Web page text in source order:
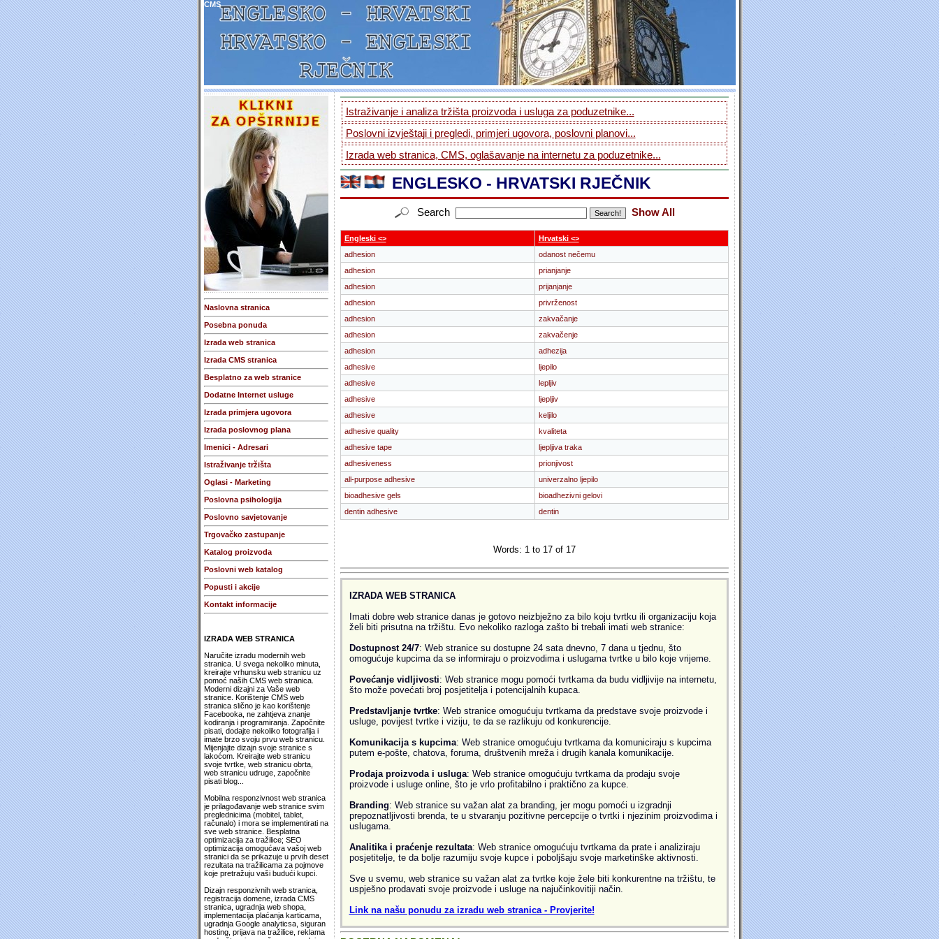
CMS
Naslovna stranica
Posebna ponuda
Izrada web stranica
Izrada CMS stranica
Besplatno za web stranice
Dodatne Internet usluge
Izrada primjera ugovora
Izrada poslovnog plana
Imenici - Adresari
Istraživanje tržišta
Oglasi - Marketing
Poslovna psihologija
Poslovno savjetovanje
Trgovačko zastupanje
Katalog proizvoda
Poslovni web katalog
Popusti i akcije
Kontakt informacije
IZRADA WEB STRANICA
Naručite izradu modernih web
stranica. U svega nekoliko minuta,
kreirajte vrhunsku web stranicu uz
pomoć naših CMS web stranica.
Moderni dizajni za Vaše web
stranice. Korištenje CMS web
stranica slično je kao korištenje
Facebooka, ne zahtjeva znanje
kodiranja i programiranja. Započnite
pisati, dodajte nekoliko fotografija i
imate brzo svoju prvu web stranicu.
Mijenjajte dizajn svoje stranice s
lakoćom. Kreirajte web stranicu
svoje tvrtke, web stranicu obrta,
web stranicu udruge, započnite
pisati blog...
Mobilna responzivnost web stranica
je prilagođavanje web stranice svim
preglednicima (mobitel, tablet,
računalo) i mora se implementirati na
sve web stranice. Besplatna
optimizacija za tražilice; SEO
optimizacija omogućava vašoj web
stranici da se prikazuje u prvih deset
rezultata na tražilicama za pojmove
koje pretražuju vaši budući kupci.
Dizajn responzivnih web stranica,
registracija domene, izrada CMS
stranica, ugradnja web shopa,
implementacija plaćanja karticama,
ugradnja Google analyticsa, siguran
hosting, prijava na tražilice, reklama
Istraživanje i analiza tržišta proizvoda i usluga za poduzetnike...
Poslovni izvještaji i pregledi, primjeri ugovora, poslovni planovi...
Izrada web stranica, CMS, oglašavanje na internetu za poduzetnike...
ENGLESKO - HRVATSKI RJEČNIK
Search Show All
Engleski <>
Hrvatski <>
adhesion
odanost nečemu
adhesion
prianjanje
adhesion
prijanjanje
adhesion
privrženost
adhesion
zakvačanje
adhesion
zakvačenje
adhesion
adhezija
adhesive
ljepilo
adhesive
lepljiv
adhesive
ljepljiv
adhesive
keljilo
adhesive quality
kvaliteta
adhesive tape
ljepljiva traka
adhesiveness
prionjivost
all-purpose adhesive
univerzalno ljepilo
bioadhesive gels
bioadhezivni gelovi
dentin adhesive
dentin
Words: 1 to 17 of 17
IZRADA WEB STRANICA
Imati dobre web stranice danas je gotovo neizbježno za bilo koju tvrtku ili organizaciju koja
želi biti prisutna na tržištu. Evo nekoliko razloga zašto bi trebali imati web stranice:
Dostupnost 24/7: Web stranice su dostupne 24 sata dnevno, 7 dana u tjednu, što
omogućuje kupcima da se informiraju o proizvodima i uslugama tvrtke u bilo koje vrijeme.
Povećanje vidljivosti: Web stranice mogu pomoći tvrtkama da budu vidljivije na internetu,
što može povećati broj posjetitelja i potencijalnih kupaca.
Predstavljanje tvrtke: Web stranice omogućuju tvrtkama da predstave svoje proizvode i
usluge, povijest tvrtke i viziju, te da se razlikuju od konkurencije.
Komunikacija s kupcima: Web stranice omogućuju tvrtkama da komuniciraju s kupcima
putem e-pošte, chatova, foruma, društvenih mreža i drugih kanala komunikacije.
Prodaja proizvoda i usluga: Web stranice omogućuju tvrtkama da prodaju svoje
proizvode i usluge online, što je vrlo profitabilno i praktično za kupce.
Branding: Web stranice su važan alat za branding, jer mogu pomoći u izgradnji
prepoznatljivosti brenda, te u stvaranju pozitivne percepcije o tvrtki i njezinim proizvodima i
uslugama.
Analitika i praćenje rezultata: Web stranice omogućuju tvrtkama da prate i analiziraju
posjetitelje, te da bolje razumiju svoje kupce i poboljšaju svoje marketinške aktivnosti.
Sve u svemu, web stranice su važan alat za tvrtke koje žele biti konkurentne na tržištu, te
uspješno prodavati svoje proizvode i usluge na najučinkovitiji način.
Link na našu ponudu za izradu web stranica - Provjerite!